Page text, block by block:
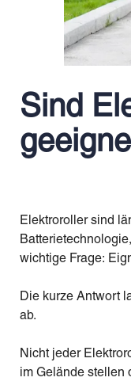
Sind
Elektroroller sind
wichtige Frage:
Die kurze Antwort
ab.
Nicht jeder
im Gelände